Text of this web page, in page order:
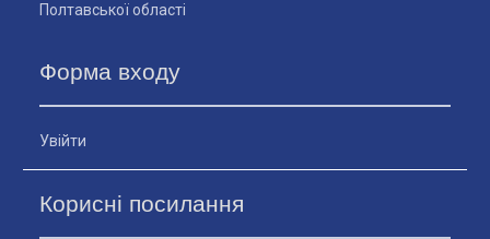
Полтавської області
Форма входу
Увійти
Корисні посилання